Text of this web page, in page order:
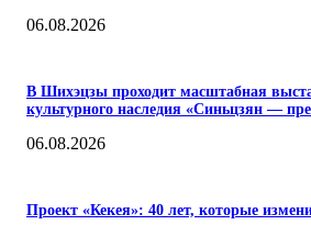
06.08.2026
В Шихэцзы проходит масштабная
культурного наследия «Синьцзян —
06.08.2026
Проект «Кекея»: 40 лет, которые